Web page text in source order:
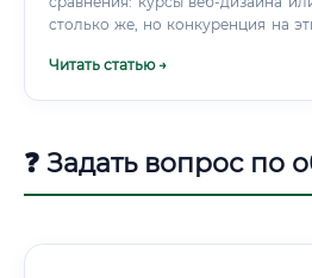
столько же, но конкуренция на
после курсов: реальная
Читать статью →
❓ Задать вопрос по